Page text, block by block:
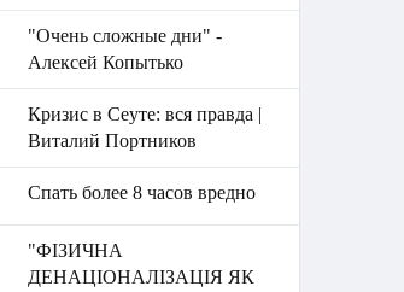
"Очень сложные дни" -
Алексей Копытько
Кризис в Сеуте: вся правда |
Виталий Портников
Спать более 8 часов вредно
"ФІЗИЧНА
ДЕНАЦІОНАЛІЗАЦІЯ ЯК